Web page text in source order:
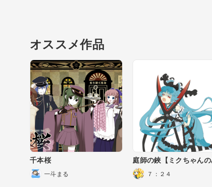
オススメ作品
千本桜
一斗まる
庭師の鋏【ミクちゃんの
７：２４